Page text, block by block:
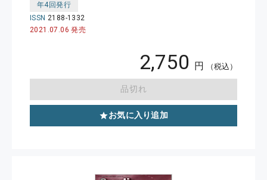
年4回発行
ISSN 2188-1332
2021.07.06 発売
2,750 円 （税込）
品切れ
お気に入り追加